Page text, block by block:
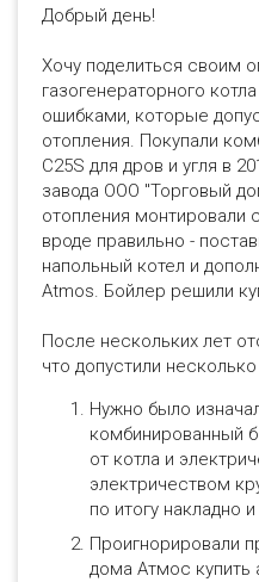
Добрый день!
Хочу поделиться своим
газогенераторного
ошибками, которые
отопления. Покупали
C25S для дров и угля в
завода ООО "Торговый
отопления монтировали
вроде правильно -
напольный котел и
Atmos. Бойлер решили
После нескольких лет
что допустили
Нужно было
комбинированный
от котла и
электричеством
по итогу накладно
Проигнорировали
дома Атмос